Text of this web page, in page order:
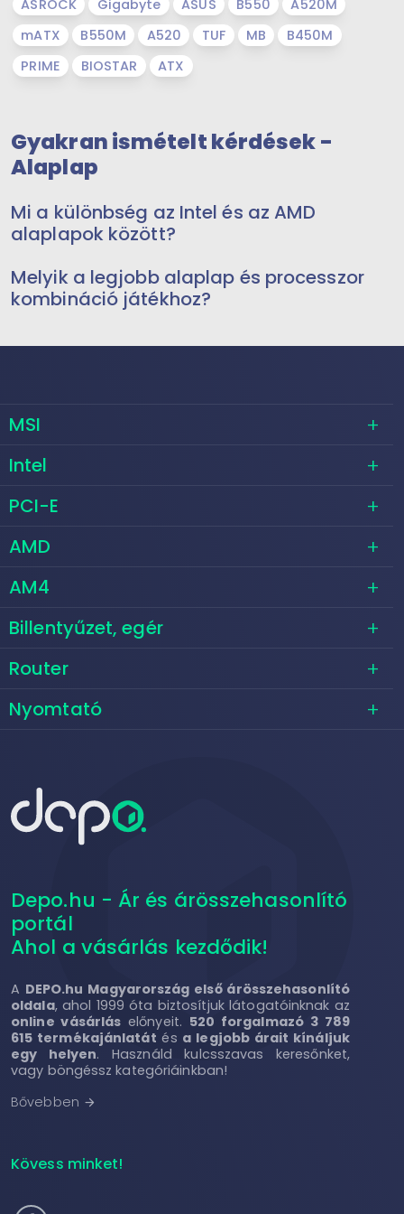
ASROCK Gigabyte ASUS B550
A520M
mATX
B550M A520 TUF MB
B450M
PRIME
BIOSTAR ATX
Gyakran ismételt kérdések -
Alaplap
Mi a különbség az Intel és az AMD
alaplapok között?
Melyik a legjobb alaplap és processzor
kombináció játékhoz?
MSI
Intel
PCI-E
AMD
AM4
Billentyűzet, egér
Router
Nyomtató
Depo.hu - Ár és árösszehasonlító
portál
Ahol a vásárlás kezdődik!
A DEPO.hu Magyarország első árösszehasonlító
oldala, ahol 1999 óta biztosítjuk látogatóinknak az
online vásárlás előnyeit. 520 forgalmazó 3 789
615 termékajánlatát és a legjobb árait kínáljuk
egy helyen. Használd kulcsszavas keresőnket,
vagy böngéssz kategóriáinkban!
Bővebben arrow_forward
Kövess minket!